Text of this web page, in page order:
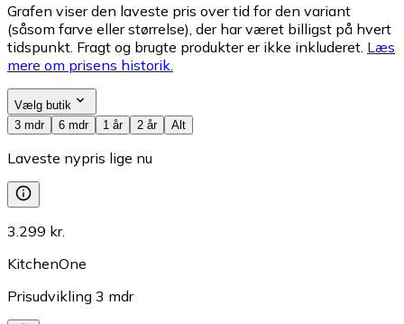
Grafen viser den laveste pris over tid for den variant
(såsom farve eller størrelse), der har været billigst på hvert
tidspunkt. Fragt og brugte produkter er ikke inkluderet. Læs
mere om prisens historik.
Vælg butik
3 mdr
6 mdr 1 år 2 år Alt
Laveste nypris lige nu
3.299 kr.
KitchenOne
Prisudvikling 3 mdr